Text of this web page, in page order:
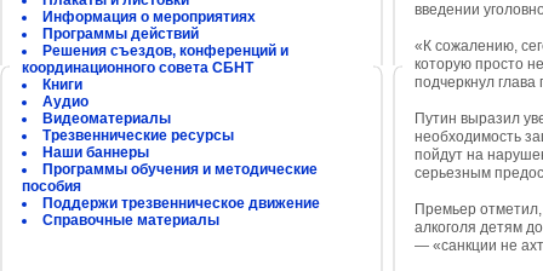
Информация о мероприятиях
Программы действий
Решения съездов, конференций и
координационного совета СБНТ
Книги
Аудио
Видеоматериалы
Трезвеннические ресурсы
Наши баннеры
Программы обучения и методические
пособия
Поддержи трезвенническое движение
Справочные материалы
введении
«К сожалению,
которую просто
подчеркнул глава
Путин выразил
необходимость
пойдут на
серьезным
Премьер
алкоголя детям
— «санкции не